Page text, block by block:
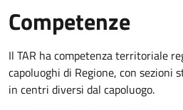
Competenze
Il TAR ha competenza territoriale
capoluoghi di Regione, con sezioni
in centri diversi dal capoluogo.